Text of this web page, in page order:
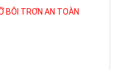
BÔI TRƠN AN TOÀN